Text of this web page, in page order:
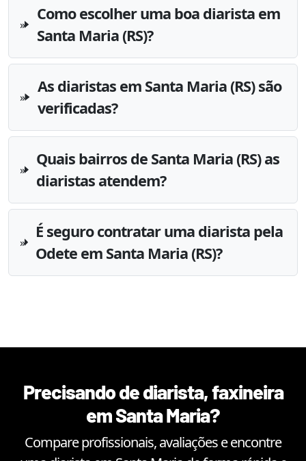
Como escolher uma boa diarista em
Santa Maria (RS)?
As diaristas em Santa Maria (RS) são
verificadas?
Quais bairros de Santa Maria (RS) as
diaristas atendem?
É seguro contratar uma diarista pela
Odete em Santa Maria (RS)?
Precisando de diarista, faxineira
emSanta Maria?
Compare profissionais, avaliações e encontre